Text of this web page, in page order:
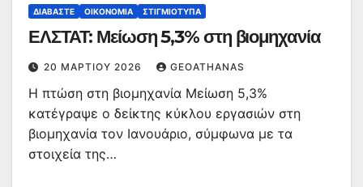
ΔΙΑΒΆΣΤΕ ΟΙΚΟΝΟΜΊΑ ΣΤΙΓΜΙΌΤΥΠΑ
ΕΛΣΤΑΤ: Μείωση 5,3% στη βιομηχανία
20 ΜΑΡΤΊΟΥ 2026 GEOATHANAS
Η πτώση στη βιομηχανία Μείωση 5,3%
κατέγραψε ο δείκτης κύκλου εργασιών στη
βιομηχανία τον Ιανουάριο, σύμφωνα με τα
στοιχεία της…